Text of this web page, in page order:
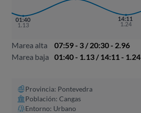
01:40
1.13
14:11
1.24
Marea alta
07:59 - 3 / 20:30 - 2.96
Marea baja
01:40 - 1.13 / 14:11 - 1.24
Provincia: Pontevedra
Población: Cangas
Entorno: Urbano